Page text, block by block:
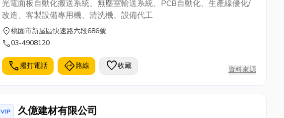
光電面板自動化搬送系統、無塵室輸送系統、PCB自動化、生產線優化/
改造、客製設備專用機、清洗機、設備代工
location_on桃園市新屋區快速路六段686號
call03-4908120
call撥打電話 directions路線 favorite收藏 資料來源
VIP 久億建材有限公司